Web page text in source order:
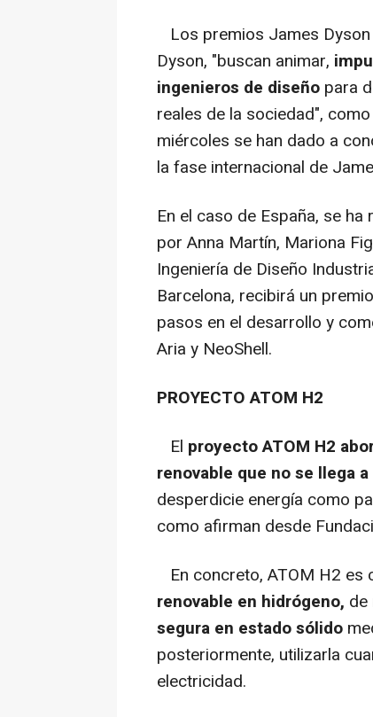
Los premios James
Dyson, "buscan animar,
ingenieros de diseño para
reales de la sociedad",
miércoles se han dado a
la fase internacional de
En el caso de España, se ha
por Anna Martín, Mariona
Ingeniería de Diseño
Barcelona, recibirá un
pasos en el desarrollo y
Aria y NeoShell.
PROYECTO ATOM H2
El proyecto ATOM H2
renovable que no se llega
desperdicie energía como
como afirman desde
En concreto, ATOM H2 es
renovable en hidrógeno, de
segura en estado sólido
posteriormente, utilizarla
electricidad.